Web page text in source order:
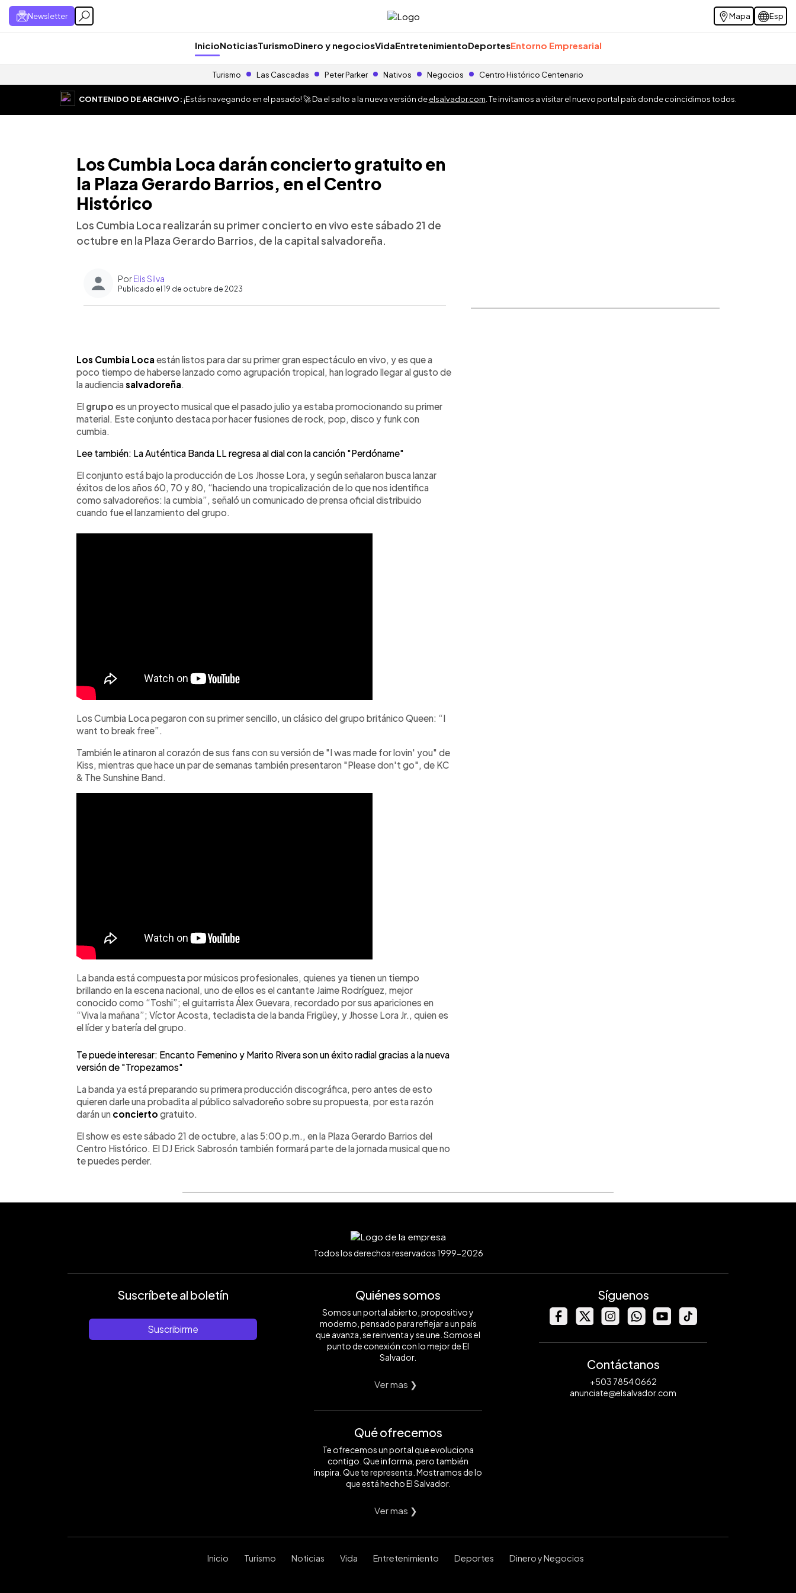
Newsletter Mapa Esp
InicioNoticiasTurismoDinero y negociosVidaEntretenimientoDeportesEntorno Empresarial
Turismo Las Cascadas Peter Parker Nativos Negocios Centro Histórico Centenario
CONTENIDO DE ARCHIVO:¡Estás navegando en el pasado! 🚀 Da el salto a la nueva versión deelsalvador.com . Te invitamos a visitar el nuevo portal país donde coincidimos todos.
Los Cumbia Loca darán concierto gratuito en
la Plaza Gerardo Barrios, en el Centro
Histórico
Los Cumbia Loca realizarán su primer concierto en vivo este sábado 21 de
octubre en la Plaza Gerardo Barrios, de la capital salvadoreña.
PorElis Silva
Publicado el 19 de octubre de 2023
► Escuchar artículo
Los Cumbia Loca están listos para dar su primer gran espectáculo en vivo, y es que a
poco tiempo de haberse lanzado como agrupación tropical, han logrado llegar al gusto de
la audienciasalvadoreña.
El grupo es un proyecto musical que el pasado julio ya estaba promocionando su primer
material. Este conjunto destaca por hacer fusiones de rock, pop, disco y funk con
cumbia.
Lee también: La Auténtica Banda LL regresa al dial con la canción "Perdóname"
El conjunto está bajo la producción de Los Jhosse Lora, y según señalaron busca lanzar
éxitos de los años 60, 70 y 80, “haciendo una tropicalización de lo que nos identifica
como salvadoreños: la cumbia”, señaló un comunicado de prensa oficial distribuido
cuando fue el lanzamiento del grupo.
Los Cumbia Loca pegaron con su primer sencillo, un clásico del grupo británico Queen: “I
want to break free”.
También le atinaron al corazón de sus fans con su versión de "I was made for lovin' you" de
Kiss, mientras que hace un par de semanas también presentaron "Please don't go", de KC
& The Sunshine Band.
La banda está compuesta por músicos profesionales, quienes ya tienen un tiempo
brillando en la escena nacional, uno de ellos es el cantante Jaime Rodríguez, mejor
conocido como “Toshi”; el guitarrista Álex Guevara, recordado por sus apariciones en
“Viva la mañana”; Víctor Acosta, tecladista de la banda Frigüey, y Jhosse Lora Jr., quien es
el líder y batería del grupo.
Te puede interesar: Encanto Femenino y Marito Rivera son un éxito radial gracias a la nueva
versión de "Tropezamos"
La banda ya está preparando su primera producción discográfica, pero antes de esto
quieren darle una probadita al público salvadoreño sobre su propuesta, por esta razón
darán un concierto gratuito.
El show es este sábado 21 de octubre, a las 5:00 p.m., en la Plaza Gerardo Barrios del
Centro Histórico. El DJ Erick Sabrosón también formará parte de la jornada musical que no
te puedes perder.
Todos los derechos reservados 1999-2026
Suscríbete al boletín
Suscribirme
Quiénes somos
Somos un portal abierto, propositivo y
moderno, pensado para reflejar a un país
que avanza, se reinventa y se une. Somos el
punto de conexión con lo mejor de El
Salvador.
Ver mas ❯
Qué ofrecemos
Te ofrecemos un portal que evoluciona
contigo. Que informa, pero también
inspira. Que te representa. Mostramos de lo
que está hecho El Salvador.
Ver mas ❯
Síguenos
Contáctanos
+503 7854 0662
anunciate@elsalvador.com
Inicio Turismo Noticias Vida Entretenimiento Deportes Dinero y Negocios